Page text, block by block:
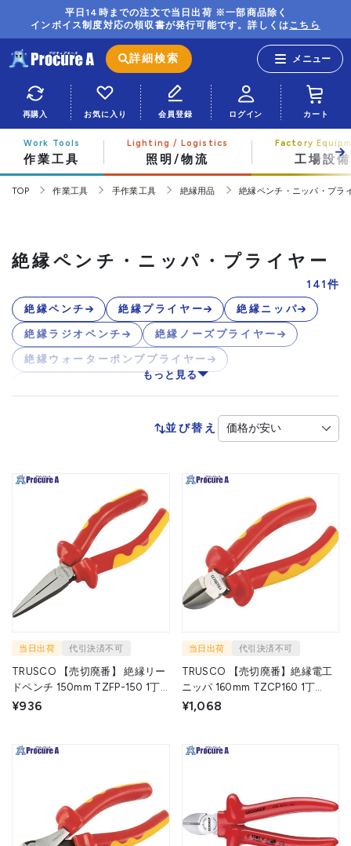
平日14時までの注文で当日出荷 ※一部商品除く
インボイス制度対応の領収書が発行可能です。詳しくはこちら
詳細検索
再購入 お気に入り 会員登録 ログイン カート
作業工具 照明/物流 工場設備
TOP 作業工具 手作業工具 絶縁用品 絶縁ペンチ・ニッパ・プラ
絶縁ペンチ・ニッパ・プライヤー
141件
絶縁ペンチ 絶縁プライヤー 絶縁ニッパ
絶縁ラジオペンチ 絶縁ノーズプライヤー
絶縁ウォーターポンププライヤー
もっと見る
並び替え
当日出荷 代引決済不可
TRUSCO 【売切廃番】 絶縁リー
ドペンチ 150mm TZFP-150 1丁
▼762-3461
¥936
当日出荷 代引決済不可
TRUSCO 【売切廃番】絶縁電工
ニッパ 160mm TZCP160 1丁
▼762-3488
¥1,068